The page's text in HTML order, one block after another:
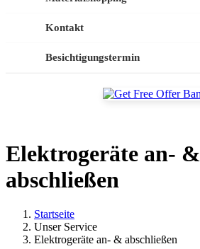
Kontakt
Besichtigungstermin
Elektrogeräte an- &
abschließen
Startseite
Unser Service
Elektrogeräte an- & abschließen